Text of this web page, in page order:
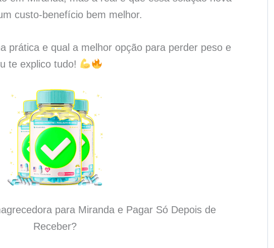
custo-benefício bem melhor.
prática e qual a melhor opção para perder peso e
te explico tudo!
para Miranda e Pagar Só Depois de
Receber?